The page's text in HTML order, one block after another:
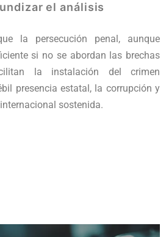
el análisis
la persecución penal, aunque
si no se abordan las brechas
la instalación del crimen
presencia estatal, la corrupción y
sostenida.